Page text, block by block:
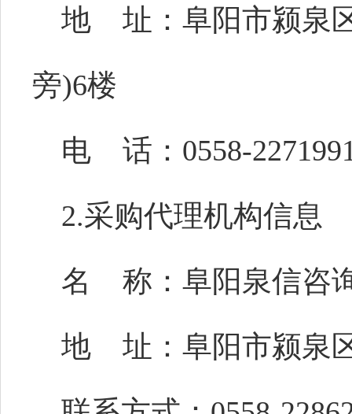
地
址：阜阳市颍泉
旁)6楼
电
话： 0558-
2.采购代理机构信息
名
称：阜阳泉信咨
地
址：阜阳市颍泉